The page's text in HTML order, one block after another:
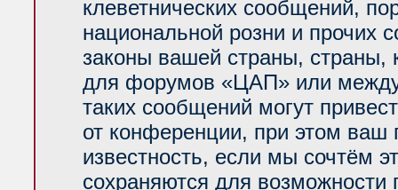
клеветнических сообщений,
национальной розни и прочих
законы вашей страны, страны,
для форумов «ЦАП» или
таких сообщений могут
от конференции, при этом ваш
известность, если мы сочтём
сохраняются для возможности